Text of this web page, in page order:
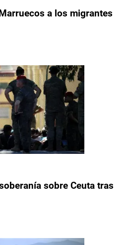
a los migrantes
sobre Ceuta tras